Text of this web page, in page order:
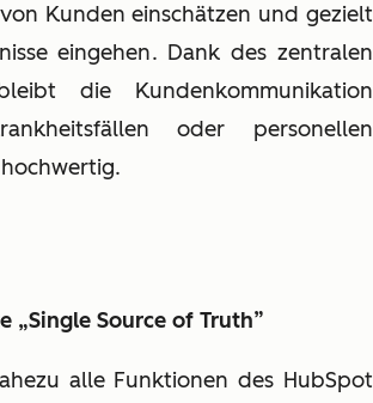
Kunden einschätzen und gezielt
eingehen. Dank des zentralen
die Kundenkommunikation
oder personellen
„Single Source of Truth”
alle Funktionen des HubSpot